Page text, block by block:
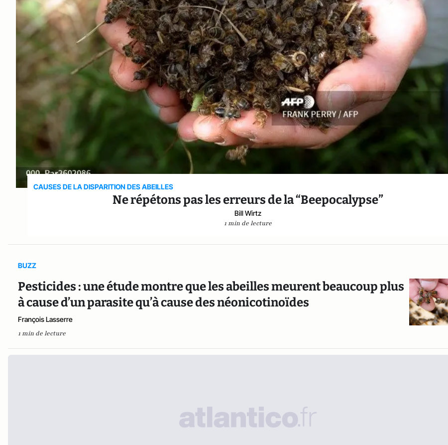
CAUSES DE LA DISPARITION DES ABEILLES
Ne répétons pas les erreurs de la “Beepocalypse”
Bill Wirtz
1 min de lecture
BUZZ
Pesticides : une étude montre que les abeilles meurent beaucoup plus
à cause d’un parasite qu’à cause des néonicotinoïdes
François Lasserre
1 min de lecture